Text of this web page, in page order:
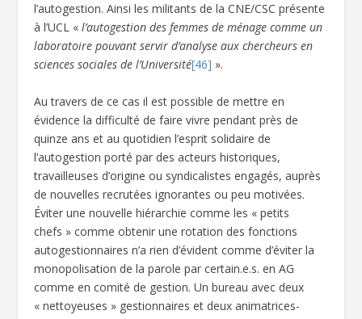
l’autogestion. Ainsi les militants de la CNE/CSC présente
à l’UCL «l’autogestion des femmes de ménage comme un
laboratoire pouvant servir d’analyse aux chercheurs en
sciences sociales de l’Université[46] ».
Au travers de ce cas il est possible de mettre en
évidence la difficulté de faire vivre pendant près de
quinze ans et au quotidien l’esprit solidaire de
l’autogestion porté par des acteurs historiques,
travailleuses d’origine ou syndicalistes engagés, auprès
de nouvelles recrutées ignorantes ou peu motivées.
Éviter une nouvelle hiérarchie comme les « petits
chefs » comme obtenir une rotation des fonctions
autogestionnaires n’a rien d’évident comme d’éviter la
monopolisation de la parole par certain.e.s. en AG
comme en comité de gestion. Un bureau avec deux
« nettoyeuses » gestionnaires et deux animatrices-